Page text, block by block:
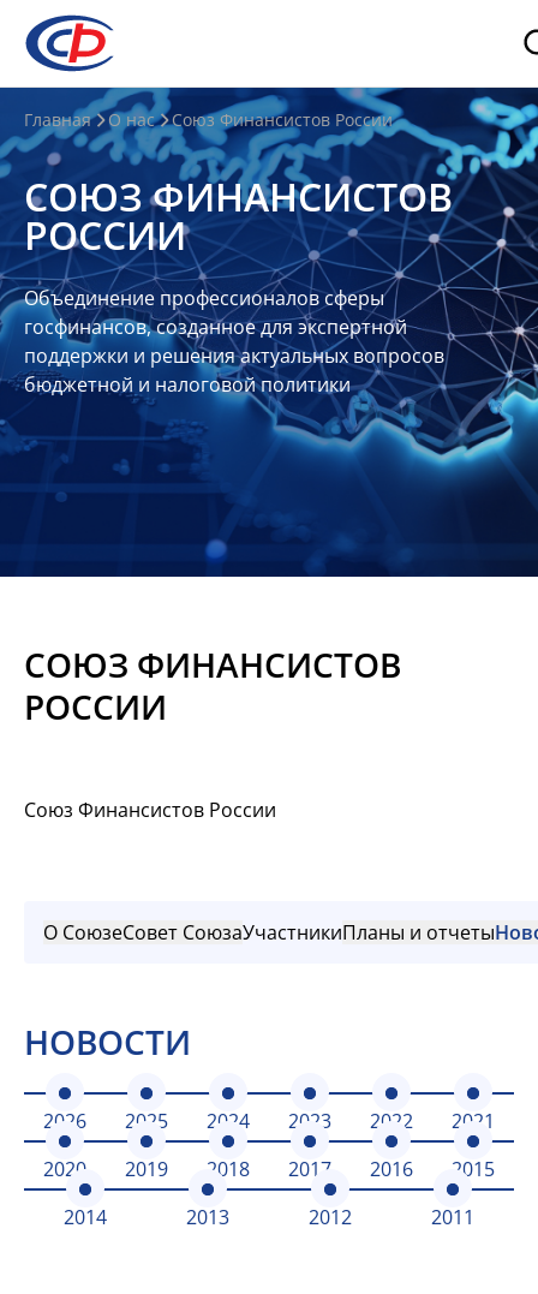
О
нас
О
СФР
Совет
Союза
Участники
Планы
отчеты
Контакты
Материалы
Главная О нас Союз Финансистов России
СОЮЗ ФИНАНСИСТОВ
РОССИИ
Объединение профессионалов сферы
госфинансов, созданное для экспертной
поддержки и решения актуальных вопросов
бюджетной и налоговой политики
СОЮЗ ФИНАНСИСТОВ
РОССИИ
Союз Финансистов России
О СоюзеСовет СоюзаУчастникиПланы и отчеты
НОВОСТИ
2026 2025 2024 2023 2022
2021
2020
2019 2018 2017 2016
2015
2014
2013 2012 2011